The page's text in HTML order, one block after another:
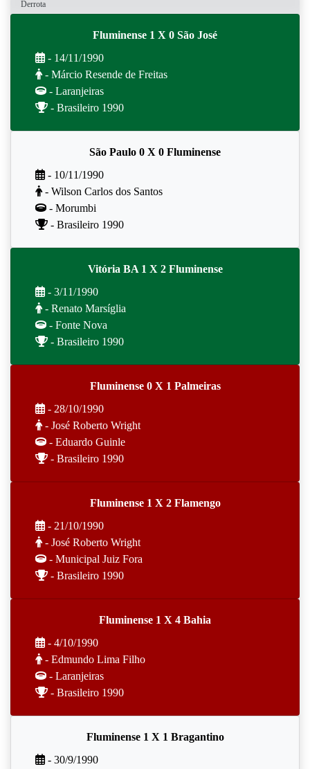
Derrota
Fluminense 1 X 0 São José
- 14/11/1990
- Márcio Resende de Freitas
- Laranjeiras
- Brasileiro 1990
São Paulo 0 X 0 Fluminense
- 10/11/1990
- Wilson Carlos dos Santos
- Morumbi
- Brasileiro 1990
Vitória BA 1 X 2 Fluminense
- 3/11/1990
- Renato Marsíglia
- Fonte Nova
- Brasileiro 1990
Fluminense 0 X 1 Palmeiras
- 28/10/1990
- José Roberto Wright
- Eduardo Guinle
- Brasileiro 1990
Fluminense 1 X 2 Flamengo
- 21/10/1990
- José Roberto Wright
- Municipal Juiz Fora
- Brasileiro 1990
Fluminense 1 X 4 Bahia
- 4/10/1990
- Edmundo Lima Filho
- Laranjeiras
- Brasileiro 1990
Fluminense 1 X 1 Bragantino
- 30/9/1990